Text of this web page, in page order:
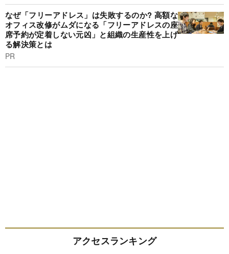
なぜ「フリーアドレス」は失敗するのか? 高額な
オフィス改修がムダになる「フリーアドレスの座
席予約が定着しない元凶」と組織の生産性を上げ
る解決策とは
PR
アクセスランキング